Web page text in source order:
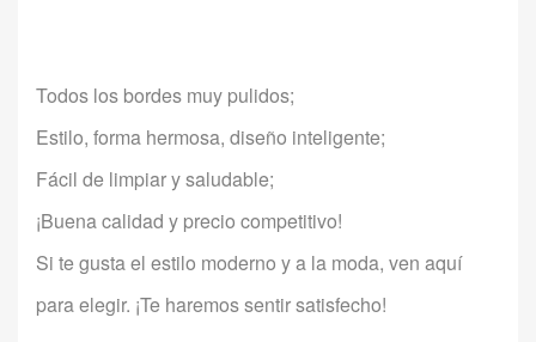
Todos los bordes muy pulidos;
Estilo, forma hermosa, diseño inteligente;
Fácil de limpiar y saludable;
¡Buena calidad y precio competitivo!
Si te gusta el estilo moderno y a la moda, ven aquí
para elegir. ¡Te haremos sentir satisfecho!